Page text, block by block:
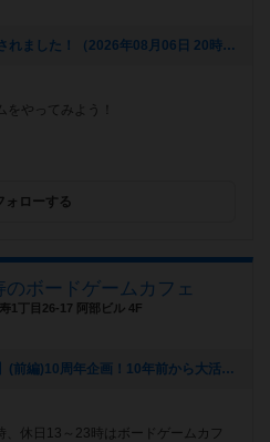
[NEW] パーティゲーム会が開催されました！（2026年08月06日 20時08分）
やってみよう！
ォローする
ボードゲームカフェ
1丁目26-17 阿部ビル 4F
[NEW] 【おすすめボードゲーム】(前編)10周年企画！10年前から大活躍のボードゲーム【#163】をあげました（2026年08月06日 00時03分）
休日13～23時はボードゲームカフ